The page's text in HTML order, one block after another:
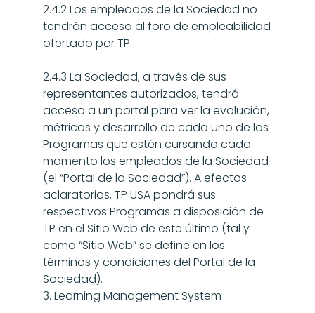
2.4.2 Los empleados de la Sociedad no
tendrán acceso al foro de empleabilidad
ofertado por TP.
2.4.3 La Sociedad, a través de sus
representantes autorizados, tendrá
acceso a un portal para ver la evolución,
métricas y desarrollo de cada uno de los
Programas que estén cursando cada
momento los empleados de la Sociedad
(el “Portal de la Sociedad”). A efectos
aclaratorios, TP USA pondrá sus
respectivos Programas a disposición de
TP en el Sitio Web de este último (tal y
como “Sitio Web” se define en los
términos y condiciones del Portal de la
Sociedad).
3. Learning Management System